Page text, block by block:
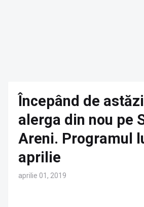
Începând de
alerga din nou pe
Areni. Programul
aprilie
aprilie 01, 2019